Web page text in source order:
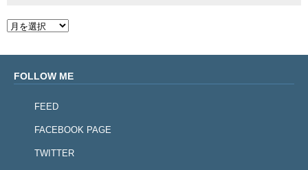
FOLLOW ME
FEED
FACEBOOK PAGE
TWITTER